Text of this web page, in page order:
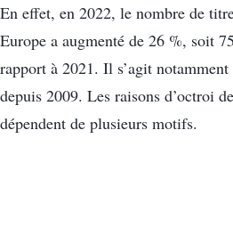
En effet, en 2022, le nombre de
Europe a augmenté de 26 %, soit
rapport à 2021. Il s’agit
depuis 2009. Les raisons d’octroi
dépendent de plusieurs motifs.